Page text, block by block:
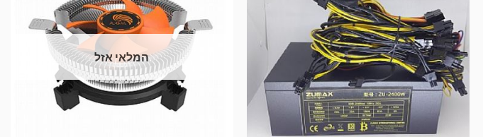
המלאי אזל